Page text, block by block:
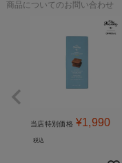
商品についてのお問い合わせ
当店特別価格 ¥1,990
税込